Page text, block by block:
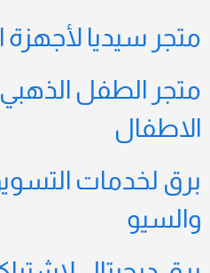
متجر سيديا لأجهزة
متجر الطفل
الاطفال
برق لخدمات
والسيو